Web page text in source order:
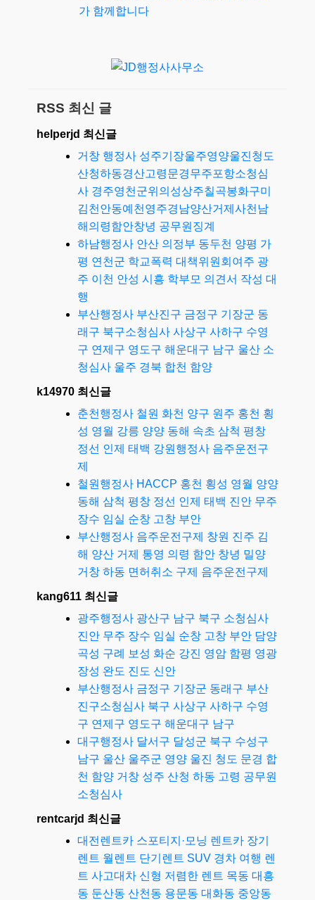
가 함께합니다
RSS 최신 글
helperjd 최신글
거창 행정사 성주기장울주영양울진청도
산청하동경산고령문경무주포항소청심
사 경주영천군위의성상주칠곡봉화구미
김천안동예천영주경남양산거제사천남
해의령함안창녕 공무원징계
하남행정사 안산 의정부 동두천 양평 가
평 연천군 학교폭력 대책위원회여주 광
주 이천 안성 시흥 학부모 의견서 작성 대
행
부산행정사 부산진구 금정구 기장군 동
래구 북구소청심사 사상구 사하구 수영
구 연제구 영도구 해운대구 남구 울산 소
청심사 울주 경북 합천 함양
k14970 최신글
춘천행정사 철원 화천 양구 원주 홍천 횡
성 영월 강릉 양양 동해 속초 삼척 평창
정선 인제 태백 강원행정사 음주운전구
제
철원행정사 HACCP 홍천 횡성 영월 양양
동해 삼척 평창 정선 인제 태백 진안 무주
장수 임실 순창 고창 부안
부산행정사 음주운전구제 창원 진주 김
해 양산 거제 통영 의령 함안 창녕 밀양
거창 하동 면허취소 구제 음주운전구제
kang611 최신글
광주행정사 광산구 남구 북구 소청심사
진안 무주 장수 임실 순창 고창 부안 담양
곡성 구례 보성 화순 강진 영암 함평 영광
장성 완도 진도 신안
부산행정사 금정구 기장군 동래구 부산
진구소청심사 북구 사상구 사하구 수영
구 연제구 영도구 해운대구 남구
대구행정사 달서구 달성군 북구 수성구
남구 울산 울주군 영양 울진 청도 문경 합
천 함양 거창 성주 산청 하동 고령 공무원
소청심사
rentcarjd 최신글
대전렌트카 스포티지·모닝 렌트카 장기
렌트 월렌트 단기렌트 SUV 경차 여행 렌
트 사고대차 신형 저렴한 렌트 목동 대흥
동 둔산동 산천동 용문동 대화동 중앙동